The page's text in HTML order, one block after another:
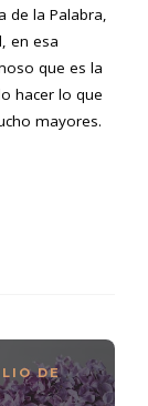
de la Palabra,
en esa
que es la
hacer lo que
mayores.
DE